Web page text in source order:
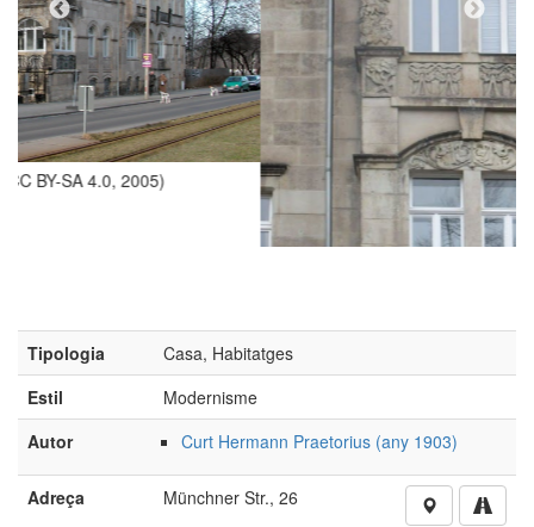
(Foto: Jacques Lasserre, 2019)
Tipologia
Casa, Habitatges